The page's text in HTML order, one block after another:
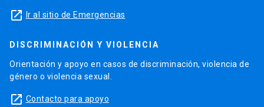
launch Ir al sitio de Emergencias
DISCRIMINACIÓN Y VIOLENCIA
Orientación y apoyo en casos de discriminación, violencia de
género o violencia sexual.
launch Contacto para apoyo